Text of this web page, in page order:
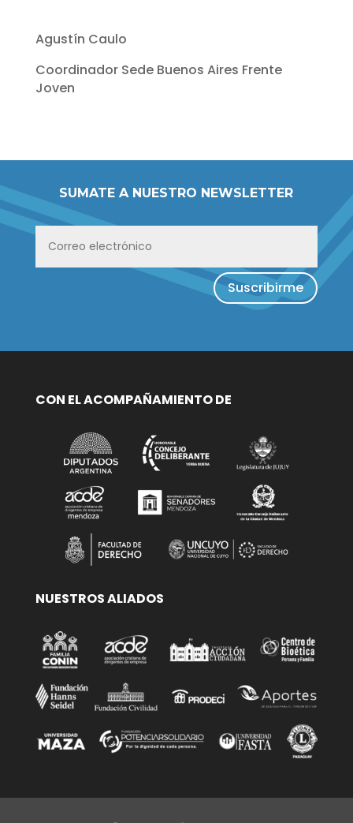
Agustín Caulo
Coordinador Sede Buenos Aires Frente
Joven
SUMATE A NUESTRO NEWSLETTER
Suscribirme
CON EL ACOMPAÑAMIENTO DE
NUESTROS ALIADOS